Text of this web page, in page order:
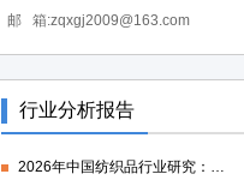
邮 箱:zqxgj2009@163.com
行业分析报告